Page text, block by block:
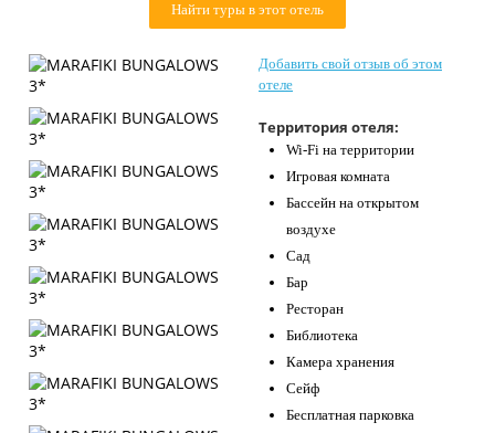
Найти туры в этот отель
Добавить свой отзыв об этом
отеле
Территория отеля:
Wi-Fi на территории
Игровая комната
Бассейн на открытом
воздухе
Сад
Бар
Ресторан
Библиотека
Камера хранения
Сейф
Бесплатная парковка